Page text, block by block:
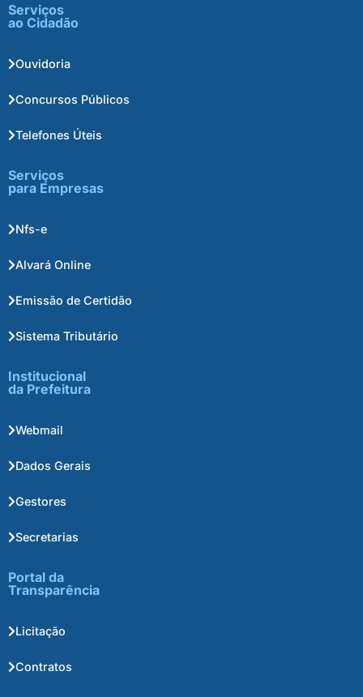
Serviços
ao Cidadão
Ouvidoria
Concursos Públicos
Telefones Úteis
Serviços
para Empresas
Nfs-e
Alvará Online
Emissão de Certidão
Sistema Tributário
Institucional
da Prefeitura
Webmail
Dados Gerais
Gestores
Secretarias
Portal da
Transparência
Licitação
Contratos